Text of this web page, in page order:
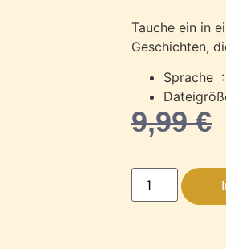
Tauche ein in
Geschichten,
Sprache ‏ : ‎
9,99€